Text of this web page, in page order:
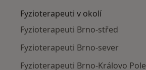
Fyzioterapeuti v okolí
Fyzioterapeuti Brno-střed
Fyzioterapeuti Brno-sever
Fyzioterapeuti Brno-Královo Pole